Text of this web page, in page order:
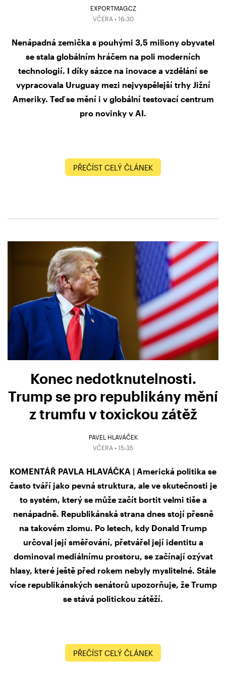
EXPORTMAG.CZ
VČERA • 16:30
Nenápadná zemička s pouhými 3,5 miliony obyvatel
se stala globálním hráčem na poli moderních
technologií. I díky sázce na inovace a vzdělání se
vypracovala Uruguay mezi nejvyspělejší trhy Jižní
Ameriky. Teď se mění i v globální testovací centrum
pro novinky v AI.
PŘEČÍST CELÝ ČLÁNEK
Konec nedotknutelnosti.
Trump se pro republikány mění
z trumfu v toxickou zátěž
PAVEL HLAVÁČEK
VČERA • 15:35
KOMENTÁŘ PAVLA HLAVÁČKA | Americká politika se
často tváří jako pevná struktura, ale ve skutečnosti je
to systém, který se může začít bortit velmi tiše a
nenápadně. Republikánská strana dnes stojí přesně
na takovém zlomu. Po letech, kdy Donald Trump
určoval její směřování, přetvářel její identitu a
dominoval mediálnímu prostoru, se začínají ozývat
hlasy, které ještě před rokem nebyly myslitelné. Stále
více republikánských senátorů upozorňuje, že Trump
se stává politickou zátěží.
PŘEČÍST CELÝ ČLÁNEK